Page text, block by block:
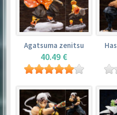
Agatsuma zenitsu
40.49 €